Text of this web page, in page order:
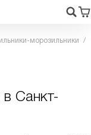
морозильники
Санкт-